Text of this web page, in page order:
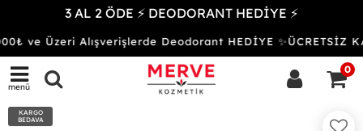
3 AL 2 ÖDE ⚡ DEODORANT HEDİYE ⚡
ve Üzeri Alışverişlerde Deodorant HEDİYE ✨ÜCRETSİZ
menü
0
KARGO
BEDAVA